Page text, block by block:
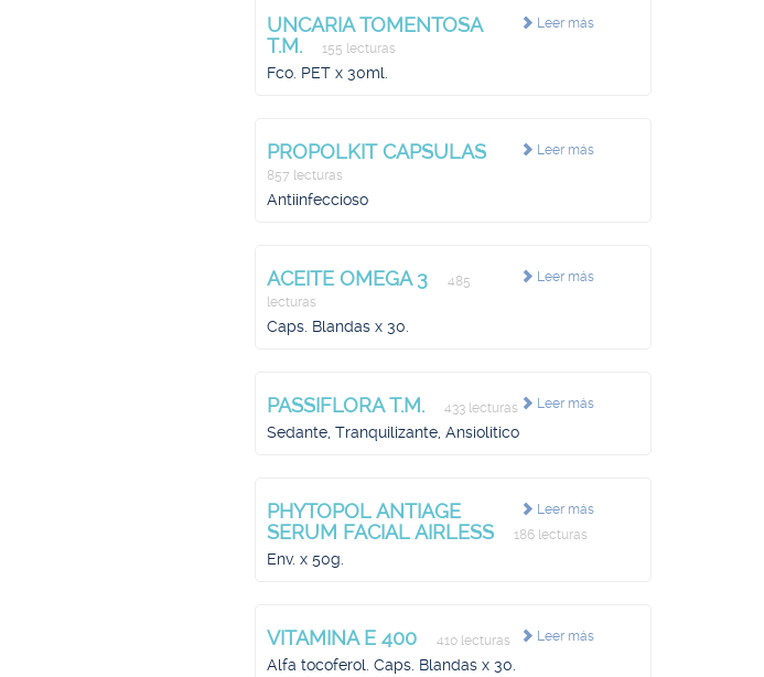
Leer más
UNCARIA TOMENTOSA
T.M.
155 lecturas
Fco. PET x 30ml.
Leer más
PROPOLKIT CAPSULAS
857 lecturas
Antiinfeccioso
Leer más
ACEITE OMEGA 3
485
lecturas
Caps. Blandas x 30.
Leer más
PASSIFLORA T.M. 433 lecturas
Sedante, Tranquilizante, Ansiolítico
Leer más
PHYTOPOL ANTIAGE
SERUM FACIAL AIRLESS
186 lecturas
Env. x 50g.
Leer más
VITAMINA E 400 410 lecturas
Alfa tocoferol. Caps. Blandas x 30.